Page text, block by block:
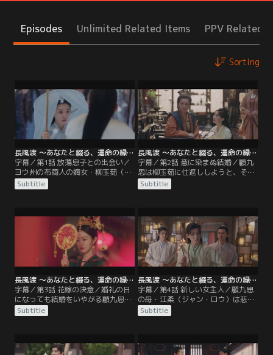
Episodes Unlimited Related Items PPV Related
Sorting
長風渡 ～あなたと綴る、運命の縁～ 第01話／字幕
字幕／第1話 放蕩息子との出会い／
ヨウ州の布商人の嫡女・柳玉茹（リ
ウ・ユールー）は病弱の母・蘇婉
（スー・ワン）の薬を買うため自分
家の一人息子・顧九思（グー・ジウ
スー）に売り渡されていた。柳玉茹
は皮衣を取り返そうと、会ったこと
もない顧九思に直談判しに行くが、
九思は柳玉茹をからかい…。
Subtitle
長風渡 ～あなたと綴る、運命の縁～ 第02話／字幕
字幕／第2話 意に染まぬ結婚／顧九
思は柳玉茹に仕返ししようと、その
気もないのに人前で玉茹を絶対に娶
るとうそぶく。その話を本気にした
ようと、急いで柳家に結婚の申し入
れをする。柳玉茹は想い人である葉
世安（イエ・シーアン）との結婚を
約束してくれた葉家の女主人・梁青
玉（リャン・チンユー）に…。
Subtitle
長風渡 ～あなたと綴る、運命の縁～ 第03話／字幕
字幕／第3話 花嫁の決意／婚礼の日
になっても結婚をいやがる顧九思は
ぎりぎりまで逃げ回るが、ついにあ
る決意をして婚儀を無事に終わらせ
室・張月児（チャン・ユエアル）
Subtitle
長風渡 ～あなたと綴る、運命の縁～ 第04話／字幕
字幕／第4話 新しい女主人／顧九思
の母・江柔（ジャン・ロウ）は悲し
みに沈む柳玉茹を励まし、気分転換
にと顧家の店舗を案内する。顧家の
っていることを詫び、息子のしつけ
Subtitle